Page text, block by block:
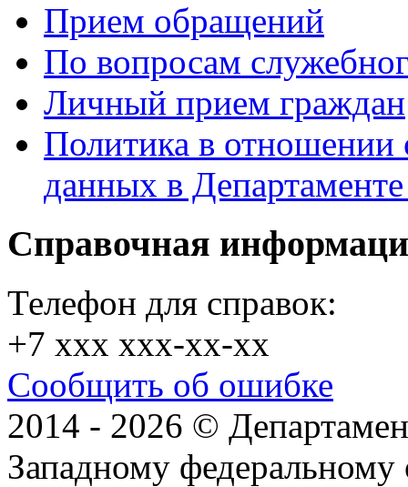
Прием обращений
По вопросам
Личный прием граждан
Политика в отношении
данных в
Справочная
Телефон для справок:
+7 xxx xxx-xx-xx
Сообщить об ошибке
2014 - 2026 ©
Западному федеральному